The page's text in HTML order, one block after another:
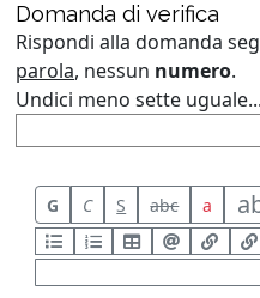
Domanda di verifica
Rispondi alla domanda
parola, nessun numero.
Undici meno sette uguale...
G C S abc a